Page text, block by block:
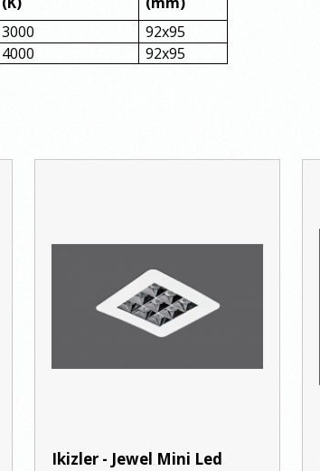
3000
92x95
4000 92x95
Ikizler - Jewel Mini Led